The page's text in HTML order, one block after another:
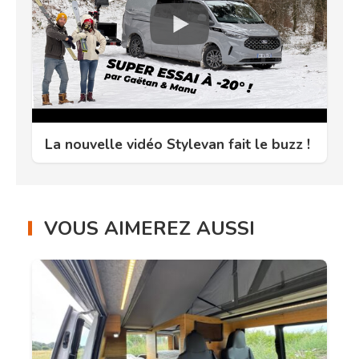
La nouvelle vidéo Stylevan fait le buzz !
VOUS AIMEREZ AUSSI